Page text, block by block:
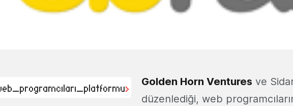
Golden Horn Ventures ve
düzenlediği, web